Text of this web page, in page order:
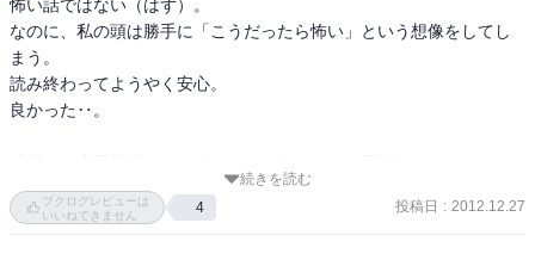
怖い話ではない（はず）。
なのに、私の頭は勝手に「こうだったら怖い」という想像をしてし
まう。
読み終わってようやく安心。
良かった‥。
速人の謎にドキドキして、亮と勇麻の告白にドキドキして、もう大
変。
続きを読む
ブクログレビューは
いいねできません
4 投稿日 : 2012.12.27